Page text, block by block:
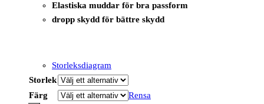
Elastiska muddar för bra passform
dropp skydd för bättre skydd
Storleksdiagram
Storlek
Färg
Rensa